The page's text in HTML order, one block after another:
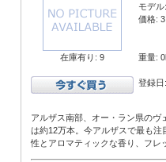
在庫有り: 9
モデル:
価格:
重量:
登録
アルザス南部、オー・ラン県の
は約12万本。今アルザスで最も
性とアロマティックな香り、フレ